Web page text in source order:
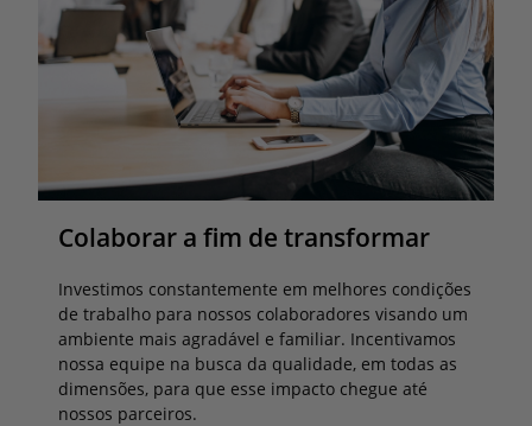
Colaborar a fim de transformar
Investimos constantemente em melhores condições
de trabalho para nossos colaboradores visando um
ambiente mais agradável e familiar. Incentivamos
nossa equipe na busca da qualidade, em todas as
dimensões, para que esse impacto chegue até
nossos parceiros.